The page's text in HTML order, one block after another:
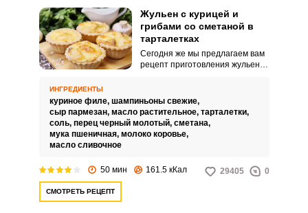
Жульен с курицей и
грибами со сметаной в
тарталетках
Сегодня же мы предлагаем вам
рецепт приготовления жульена
классической подачи жульена в
кокотницах либо в горшочках.
Отварное куриное филе
идеально сочетается с
подчеркивает сочность и вкус
основных ингредиентов.
ИНГРЕДИЕНТЫ
куриное филе, шампиньоны свежие,
сыр пармезан, масло растительное, тарталетки,
соль, перец черный молотый, сметана,
мука пшеничная, молоко коровье,
масло сливочное
50 мин 161.5 кКал 29405 0
СМОТРЕТЬ РЕЦЕПТ